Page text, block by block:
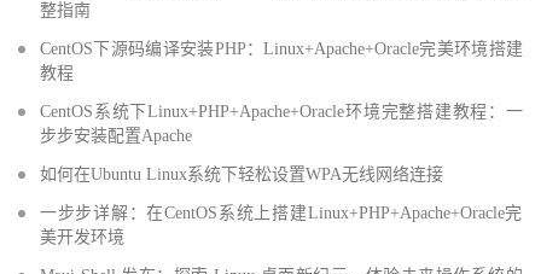
整指南
CentOS下源码编译安装PHP：Linux+Apache+Oracle完美环境搭建
教程
CentOS系统下Linux+PHP+Apache+Oracle环境完整搭建教程：一
步步安装配置Apache
如何在Ubuntu Linux系统下轻松设置WPA无线网络连接
一步步详解：在CentOS系统上搭建Linux+PHP+Apache+Oracle完
美开发环境